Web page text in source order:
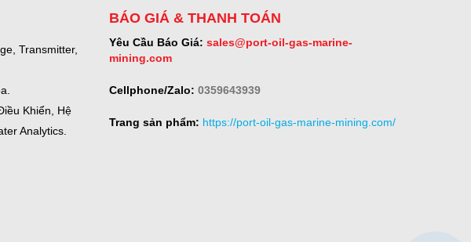
Transmitter,
Khiển, Hệ
Analytics.
BÁO GIÁ & THANH TOÁN
Yêu Cầu Báo Giá: sales@port-oil-gas-marine-
mining.com
Cellphone/Zalo: 0359643939
Trang sản phẩm: https://port-oil-gas-marine-mining.com/